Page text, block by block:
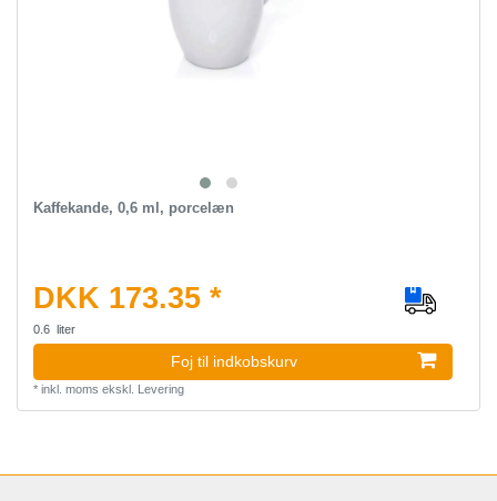
Kaffekande, 0,6 ml, porcelæn
DKK 173.35 *
0.6 liter
Foj til indkobskurv
* inkl. moms ekskl. Levering